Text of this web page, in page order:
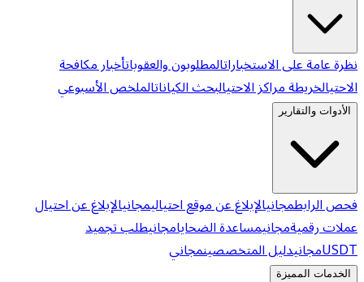
نظرة عامة على الاستخباراتالمطلوبون والعقوباتأخبار مكافحة
الاحتيالخريطة مراكز الاحتيالبحث الكياناتالملخص الأسبوعي
الأدوات والتقارير
فحص الرابطمجانيالإبلاغ عن موقع احتياليمجانيالإبلاغ عن احتيال
عملات رقميةمجانيمساعدة الضحايامجانيطلب تجميد
USDTمجانيدليل المتخصصينمجاني
الخدمات المميزة